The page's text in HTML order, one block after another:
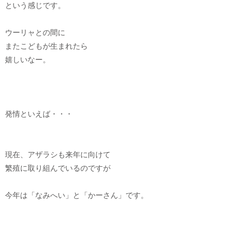
という感じです。
ウーリャとの間に
またこどもが生まれたら
嬉しいなー。
発情といえば・・・
現在、アザラシも来年に向けて
繁殖に取り組んでいるのですが
今年は「なみへい」と「かーさん」です。